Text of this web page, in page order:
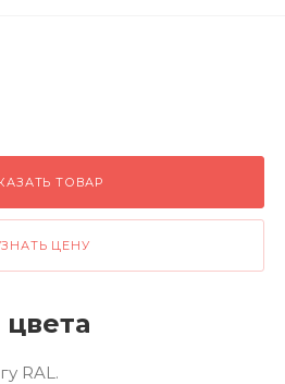
ТОВАР
ЦЕНУ
RAL.